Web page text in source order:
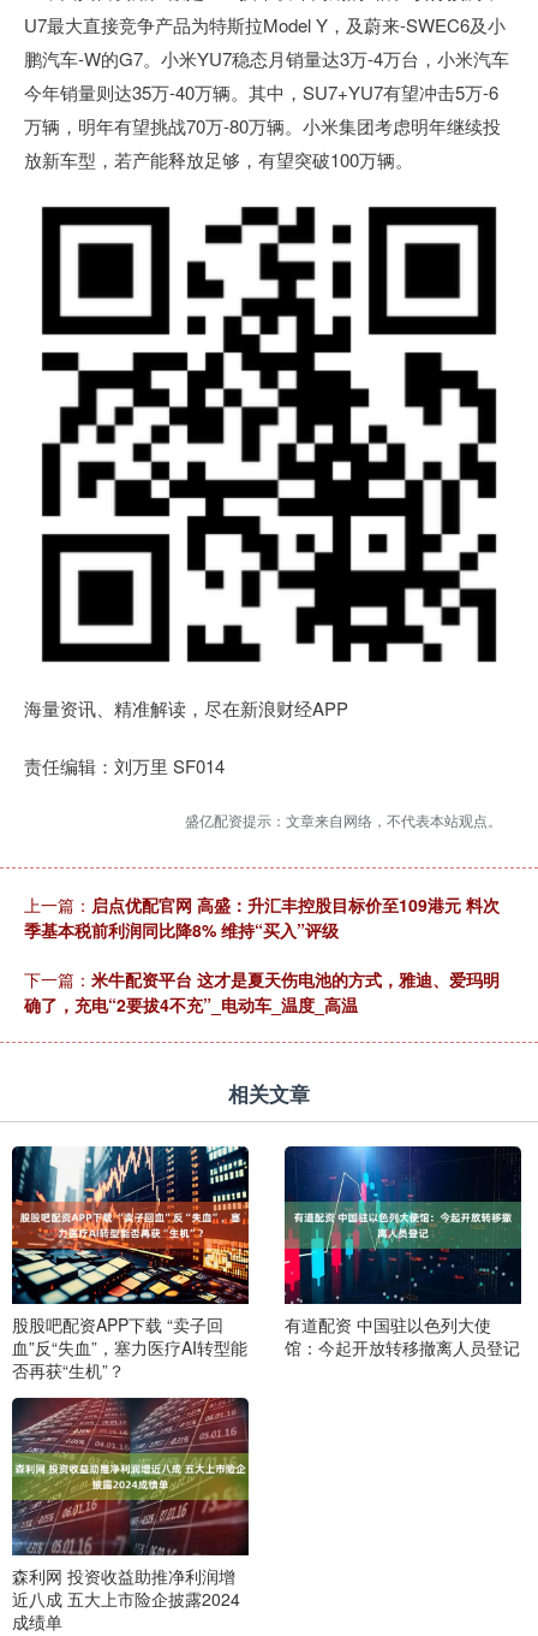
U7最大直接竞争产品为特斯拉Model Y，及蔚来-SWEC6及小
鹏汽车-W的G7。小米YU7稳态月销量达3万-4万台，小米汽车
今年销量则达35万-40万辆。其中，SU7+YU7有望冲击5万-6
万辆，明年有望挑战70万-80万辆。小米集团考虑明年继续投
放新车型，若产能释放足够，有望突破100万辆。
海量资讯、精准解读，尽在新浪财经APP
责任编辑：刘万里 SF014
盛亿配资提示：文章来自网络，不代表本站观点。
上一篇： 启点优配官网 高盛：升汇丰控股目标价至109港元 料次
季基本税前利润同比降8% 维持“买入”评级
下一篇： 米牛配资平台 这才是夏天伤电池的方式，雅迪、爱玛明
确了，充电“2要拔4不充”_电动车_温度_高温
相关文章
股股吧配资APP下载 “卖子回
血”反“失血”，塞力医疗AI转型能
否再获“生机”？
有道配资 中国驻以色列大使
馆：今起开放转移撤离人员登记
森利网 投资收益助推净利润增
近八成 五大上市险企披露2024
成绩单